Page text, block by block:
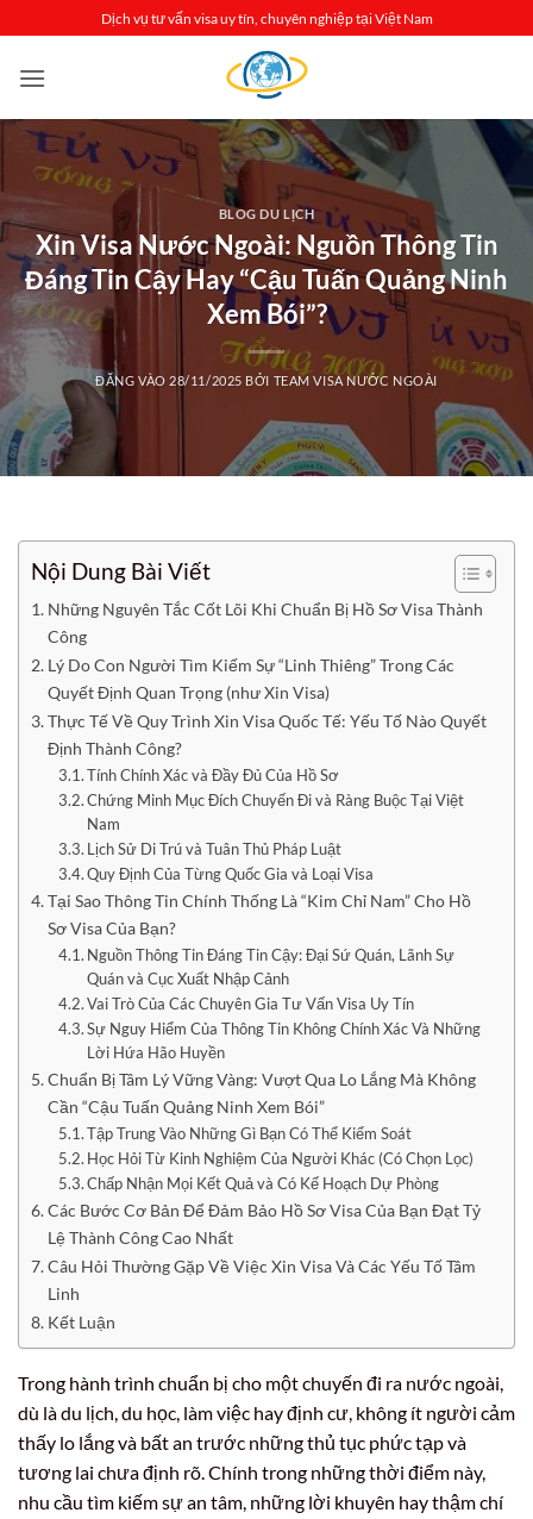
qua
nội
Dịch vụ tư vấn visa uy tín, chuyên nghiệp tại Việt Nam
BLOG DU LỊCH
Xin Visa Nước Ngoài: Nguồn Thông Tin
Đáng Tin Cậy Hay “Cậu Tuấn Quảng Ninh
Xem Bói”?
ĐĂNG VÀO 28/11/2025 BỞI TEAM VISA NƯỚC NGOÀI
Nội Dung Bài Viết
Những Nguyên Tắc Cốt Lõi Khi Chuẩn Bị Hồ Sơ Visa Thành
Công
Lý Do Con Người Tìm Kiếm Sự “Linh Thiêng” Trong Các
Quyết Định Quan Trọng (như Xin Visa)
Thực Tế Về Quy Trình Xin Visa Quốc Tế: Yếu Tố Nào Quyết
Định Thành Công?
Tính Chính Xác và Đầy Đủ Của Hồ Sơ
Chứng Minh Mục Đích Chuyến Đi và Ràng Buộc Tại Việt
Nam
Lịch Sử Di Trú và Tuân Thủ Pháp Luật
Quy Định Của Từng Quốc Gia và Loại Visa
Tại Sao Thông Tin Chính Thống Là “Kim Chỉ Nam” Cho Hồ
Sơ Visa Của Bạn?
Nguồn Thông Tin Đáng Tin Cậy: Đại Sứ Quán, Lãnh Sự
Quán và Cục Xuất Nhập Cảnh
Vai Trò Của Các Chuyên Gia Tư Vấn Visa Uy Tín
Sự Nguy Hiểm Của Thông Tin Không Chính Xác Và Những
Lời Hứa Hão Huyền
Chuẩn Bị Tâm Lý Vững Vàng: Vượt Qua Lo Lắng Mà Không
Cần “Cậu Tuấn Quảng Ninh Xem Bói”
Tập Trung Vào Những Gì Bạn Có Thể Kiểm Soát
Học Hỏi Từ Kinh Nghiệm Của Người Khác (Có Chọn Lọc)
Chấp Nhận Mọi Kết Quả và Có Kế Hoạch Dự Phòng
Các Bước Cơ Bản Để Đảm Bảo Hồ Sơ Visa Của Bạn Đạt Tỷ
Lệ Thành Công Cao Nhất
Câu Hỏi Thường Gặp Về Việc Xin Visa Và Các Yếu Tố Tâm
Linh
Kết Luận
Trong hành trình chuẩn bị cho một chuyến đi ra nước ngoài,
dù là du lịch, du học, làm việc hay định cư, không ít người cảm
thấy lo lắng và bất an trước những thủ tục phức tạp và
tương lai chưa định rõ. Chính trong những thời điểm này,
nhu cầu tìm kiếm sự an tâm, những lời khuyên hay thậm chí